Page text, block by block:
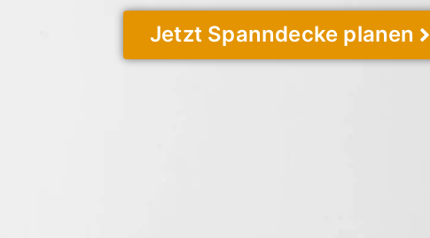
Jetzt Spanndecke planen